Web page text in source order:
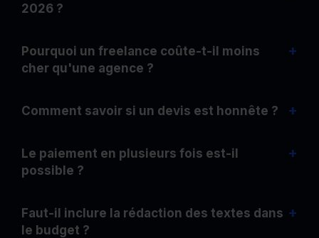
2026 ?
Pourquoi un freelance coûte-t-il moins
cher qu'une agence ?
+
Comment savoir si un devis est honnête ? +
Le paiement en plusieurs fois est-il
possible ?
+
Faut-il inclure la rédaction des textes dans
le budget ?
+